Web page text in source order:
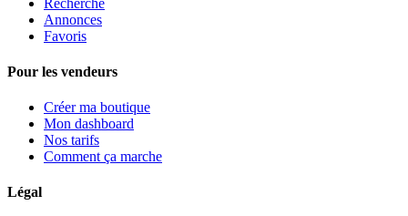
Annonces
Favoris
Pour les vendeurs
Créer ma boutique
Mon dashboard
Nos tarifs
Comment ça marche
Légal